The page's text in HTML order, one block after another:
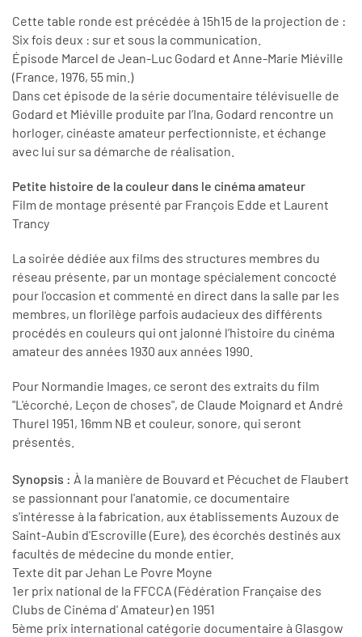
Cette table ronde est précédée à 15h15 de la projection de :
Six fois deux : sur et sous la communication.
Épisode Marcel de Jean-Luc Godard et Anne-Marie Miéville
(France, 1976, 55 min.)
Dans cet épisode de la série documentaire télévisuelle de
Godard et Miéville produite par l’Ina, Godard rencontre un
horloger, cinéaste amateur perfectionniste, et échange
avec lui sur sa démarche de réalisation.
Petite histoire de la couleur dans le cinéma amateur
Film de montage présenté par François Edde et Laurent
Trancy
La soirée dédiée aux films des structures membres du
réseau présente, par un montage spécialement concocté
pour l'occasion et commenté en direct dans la salle par les
membres, un florilège parfois audacieux des différents
procédés en couleurs qui ont jalonné l’histoire du cinéma
amateur des années 1930 aux années 1990.
Pour Normandie Images, ce seront des extraits du film
"L'écorché, Leçon de choses", de Claude Moignard et André
Thurel 1951, 16mm NB et couleur, sonore, qui seront
présentés.
Synopsis : À la manière de Bouvard et Pécuchet de Flaubert
se passionnant pour l'anatomie, ce documentaire
s'intéresse à la fabrication, aux établissements Auzoux de
Saint-Aubin d'Escroville (Eure), des écorchés destinés aux
facultés de médecine du monde entier.
Texte dit par Jehan Le Povre Moyne
1er prix national de la FFCCA (Fédération Française des
Clubs de Cinéma d' Amateur) en 1951
5ème prix international catégorie documentaire à Glasgow